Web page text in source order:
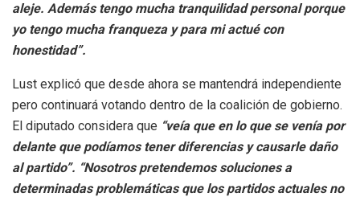
aleje. Además tengo mucha tranquilidad personal porque
yo tengo mucha franqueza y para mi actué con
honestidad”.
Lust explicó que desde ahora se mantendrá independiente
pero continuará votando dentro de la coalición de gobierno.
El diputado considera que “veía que en lo que se venía por
delante que podíamos tener diferencias y causarle daño
al partido”. “Nosotros pretendemos soluciones a
determinadas problemáticas que los partidos actuales no